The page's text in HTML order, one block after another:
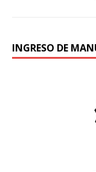
INGRESO DE